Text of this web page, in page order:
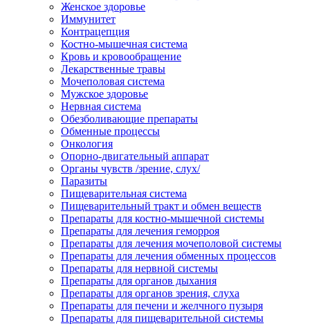
Женское здоровье
Иммунитет
Контрацепция
Костно-мышечная система
Кровь и кровообращение
Лекарственные травы
Мочеполовая система
Мужское здоровье
Нервная система
Обезболивающие препараты
Обменные процессы
Онкология
Опорно-двигательный аппарат
Органы чувств /зрение, слух/
Паразиты
Пищеварительная система
Пищеварительный тракт и обмен веществ
Препараты для костно-мышечной системы
Препараты для лечения геморроя
Препараты для лечения мочеполовой системы
Препараты для лечения обменных процессов
Препараты для нервной системы
Препараты для органов дыхания
Препараты для органов зрения, слуха
Препараты для печени и желчного пузыря
Препараты для пищеварительной системы